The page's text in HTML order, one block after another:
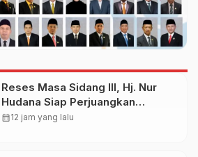
Reses Masa Sidang III, Hj. Nur
Hudana Siap Perjuangkan
Aspirasi Warga Kedopok di APBD
calendar_month12 jam yang lalu